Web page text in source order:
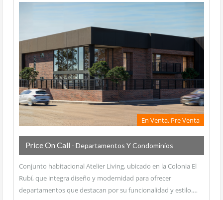
En Venta, Pre Venta
Price On Call - Departamentos Y Condominios
Conjunto habitacional Atelier Living, ubicado en la Colonia El
Rubí, que integra diseño y modernidad para ofrecer
departamentos que destacan por su funcionalidad y estilo.…